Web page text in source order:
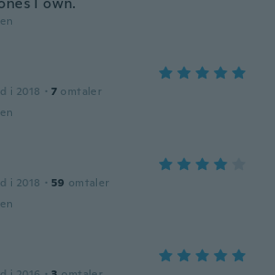
i 2018 · 7 omtaler
i 2018 · 59 omtaler